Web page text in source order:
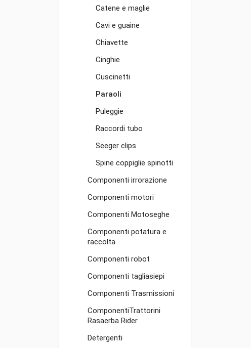
Catene e maglie
Cavi e guaine
Chiavette
Cinghie
Cuscinetti
Paraoli
Puleggie
Raccordi tubo
Seeger clips
Spine coppiglie spinotti
Componenti irrorazione
Componenti motori
Componenti Motoseghe
Componenti potatura e
raccolta
Componenti robot
Componenti tagliasiepi
Componenti Trasmissioni
ComponentiTrattorini
Rasaerba Rider
Detergenti